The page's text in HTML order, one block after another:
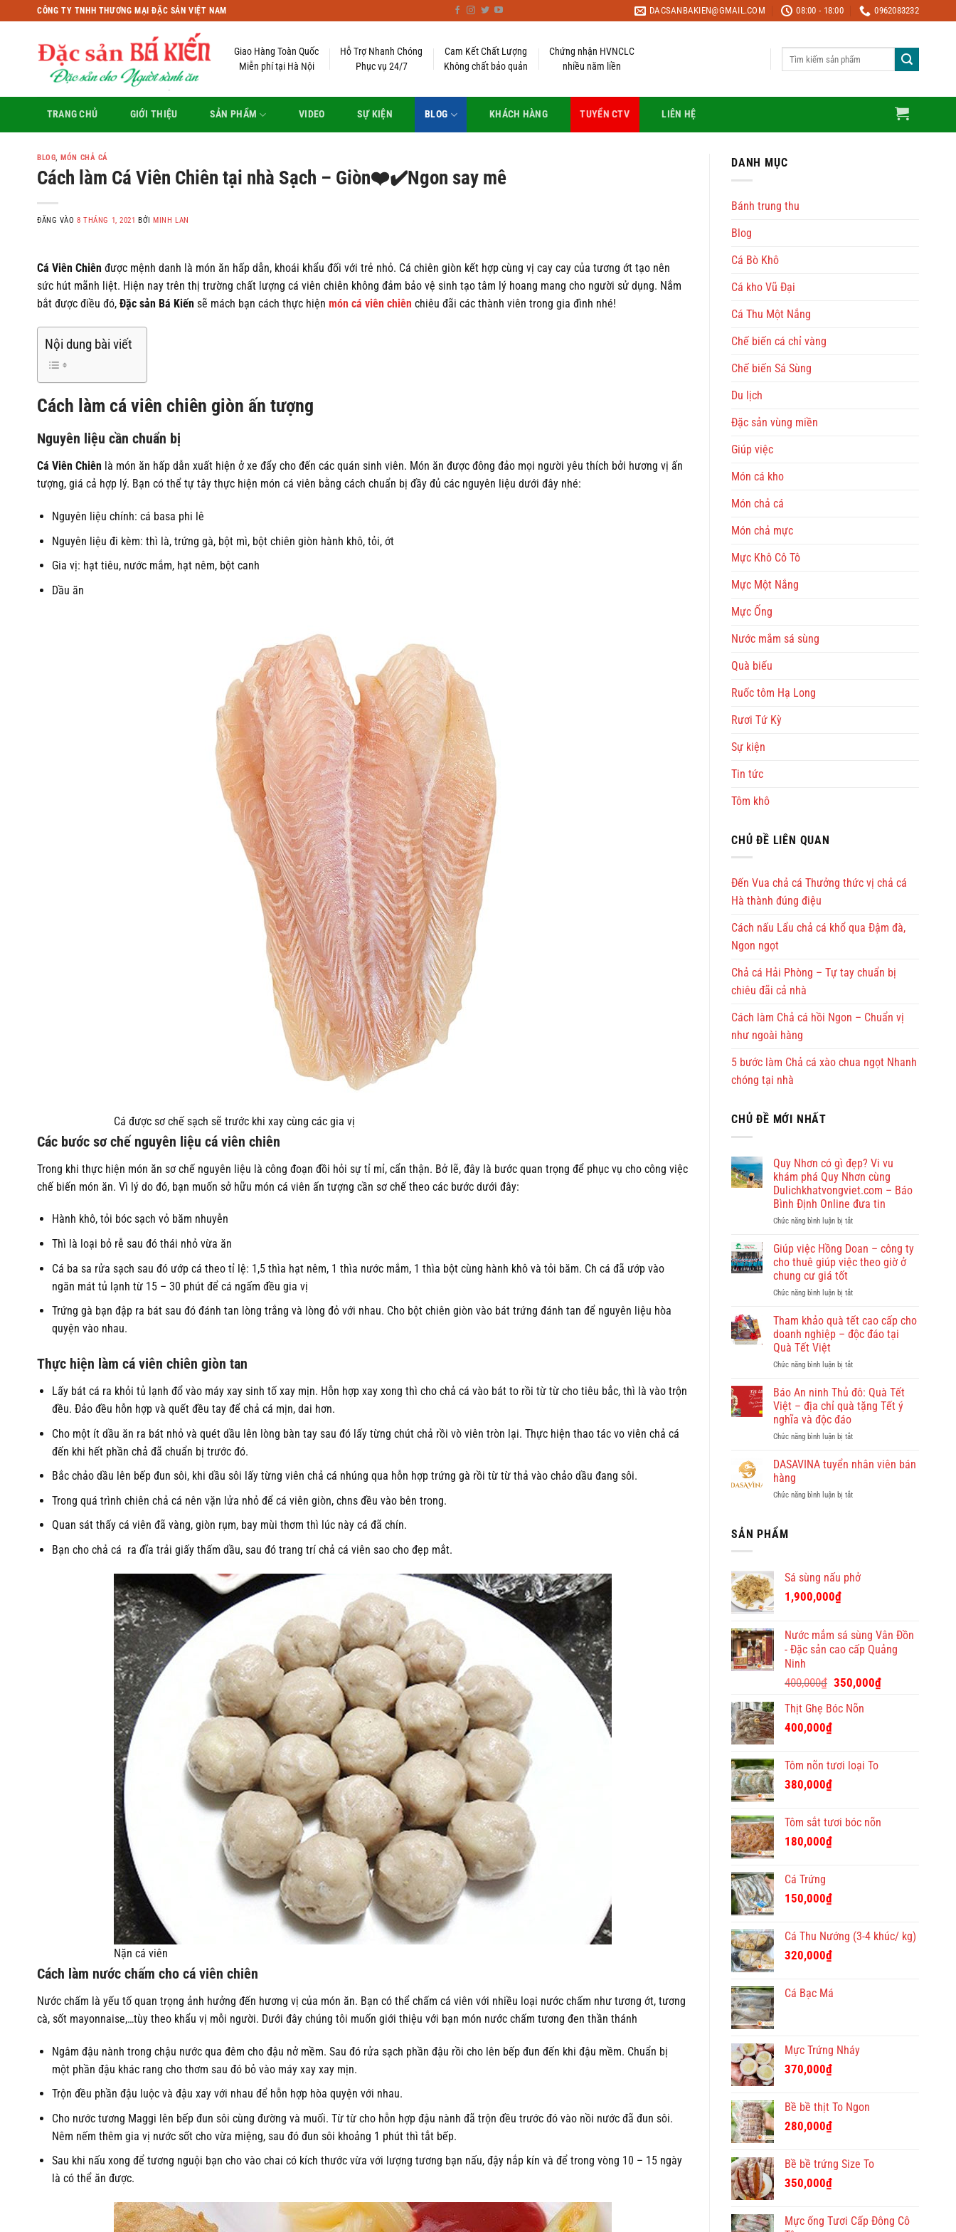
qua
CÔNG TY TNHH THƯƠNG MẠI ĐẶC SẢN VIỆT NAM DACSANBAKIEN@GMAIL.COM 08:00 - 18:00 0962083232
Giao Hàng Toàn Quốc
Miễn phí tại Hà Nội
Hỗ Trợ Nhanh Chóng
Phục vụ 24/7
Cam Kết Chất Lượng
Không chất bảo quản
Chứng nhận HVNCLC
nhiều năm liền
TRANG CHỦ GIỚI THIỆU SẢN PHẨM VIDEO SỰ KIỆN BLOG KHÁCH HÀNG TUYỂN CTV LIÊN HỆ
BLOG,MÓN CHẢ CÁ
Cách làm Cá Viên Chiên tại nhà Sạch – Giòn❤️✔️Ngon say mê
ĐĂNG VÀO8 THÁNG 1, 2021 BỞIMINH LAN
Cá Viên Chiên được mệnh danh là món ăn hấp dẫn, khoái khẩu đối với trẻ nhỏ. Cá chiên giòn kết hợp cùng vị cay cay của tương ớt tạo nên
sức hút mãnh liệt. Hiện nay trên thị trường chất lượng cá viên chiên không đảm bảo vệ sinh tạo tâm lý hoang mang cho người sử dụng. Nắm
bắt được điều đó, Đặc sản Bá Kiến sẽ mách bạn cách thực hiện món cá viên chiên chiêu đãi các thành viên trong gia đình nhé!
Nội dung bài viết
Cách làm cá viên chiên giòn ấn tượng
Nguyên liệu cần chuẩn bị
Cá Viên Chiên là món ăn hấp dẫn xuất hiện ở xe đẩy cho đến các quán sinh viên. Món ăn được đông đảo mọi người yêu thích bởi hương vị ấn
tượng, giá cả hợp lý. Bạn có thể tự tây thực hiện món cá viên bằng cách chuẩn bị đầy đủ các nguyên liệu dưới đây nhé:
Nguyên liệu chính: cá basa phi lê
Nguyên liệu đi kèm: thì là, trứng gà, bột mì, bột chiên giòn hành khô, tỏi, ớt
Gia vị: hạt tiêu, nước mắm, hạt nêm, bột canh
Dầu ăn
Cá được sơ chế sạch sẽ trước khi xay cùng các gia vị
Các bước sơ chế nguyên liệu cá viên chiên
Trong khi thực hiện món ăn sơ chế nguyên liệu là công đoạn đồi hỏi sự tỉ mỉ, cẩn thận. Bở lẽ, đây là bước quan trọng để phục vụ cho công việc
chế biến món ăn. Vì lý do đó, bạn muốn sở hữu món cá viên ấn tượng cần sơ chế theo các bước dưới đây:
Hành khô, tỏi bóc sạch vỏ băm nhuyễn
Thì là loại bỏ rễ sau đó thái nhỏ vừa ăn
Cá ba sa rửa sạch sau đó ướp cá theo tỉ lệ: 1,5 thìa hạt nêm, 1 thìa nước mắm, 1 thìa bột cùng hành khô và tỏi băm. Ch cá đã ướp vào
ngăn mát tủ lạnh từ 15 – 30 phút để cá ngấm đều gia vị
Trứng gà bạn đập ra bát sau đó đánh tan lòng trắng và lòng đỏ với nhau. Cho bột chiên giòn vào bát trứng đánh tan để nguyên liệu hòa
quyện vào nhau.
Thực hiện làm cá viên chiên giòn tan
Lấy bát cá ra khỏi tủ lạnh đổ vào máy xay sinh tố xay mịn. Hỗn hợp xay xong thì cho chả cá vào bát to rồi từ từ cho tiêu bắc, thì là vào trộn
đều. Đảo đều hỗn hợp và quết đều tay để chả cá mịn, dai hơn.
Cho một ít dầu ăn ra bát nhỏ và quét dầu lên lòng bàn tay sau đó lấy từng chút chả rồi vò viên tròn lại. Thực hiện thao tác vo viên chả cá
đến khi hết phần chả đã chuẩn bị trước đó.
Bắc chảo dầu lên bếp đun sôi, khi dầu sôi lấy từng viên chả cá nhúng qua hỗn hợp trứng gà rồi từ từ thả vào chảo dầu đang sôi.
Trong quá trình chiên chả cá nên vặn lửa nhỏ để cá viên giòn, chns đều vào bên trong.
Quan sát thấy cá viên đã vàng, giòn rụm, bay mùi thơm thì lúc này cá đã chín.
Bạn cho chả cá ra đĩa trải giấy thấm dầu, sau đó trang trí chả cá viên sao cho đẹp mắt.
Nặn cá viên
Cách làm nước chấm cho cá viên chiên
Nước chấm là yếu tố quan trọng ảnh hưởng đến hương vị của món ăn. Bạn có thể chấm cá viên với nhiều loại nước chấm như tương ớt, tương
cà, sốt mayonnaise,…tùy theo khẩu vị mỗi người. Dưới đây chúng tôi muốn giới thiệu với bạn món nước chấm tương đen thần thánh
Ngâm đậu nành trong chậu nước qua đêm cho đậu nở mềm. Sau đó rửa sạch phần đậu rồi cho lên bếp đun đến khi đậu mềm. Chuẩn bị
một phần đậu khác rang cho thơm sau đó bỏ vào máy xay xay mịn.
Trộn đều phần đậu luộc và đậu xay với nhau để hỗn hợp hòa quyện với nhau.
Cho nước tương Maggi lên bếp đun sôi cùng đường và muối. Từ từ cho hỗn hợp đậu nành đã trộn đều trước đó vào nồi nước đã đun sôi.
Nêm nếm thêm gia vị nước sốt cho vừa miệng, sau đó đun sôi khoảng 1 phút thì tắt bếp.
Sau khi nấu xong để tương nguội bạn cho vào chai có kích thước vừa với lượng tương bạn nấu, đậy nắp kín và để trong vòng 10 – 15 ngày
là có thể ăn được.
DANH MỤC
Bánh trung thu
Blog
Cá Bò Khô
Cá kho Vũ Đại
Cá Thu Một Nắng
Chế biến cá chỉ vàng
Chế biến Sá Sùng
Du lịch
Đặc sản vùng miền
Giúp việc
Món cá kho
Món chả cá
Món chả mực
Mực Khô Cô Tô
Mực Một Nắng
Mực Ống
Nước mắm sá sùng
Quà biếu
Ruốc tôm Hạ Long
Rươi Tứ Kỳ
Sự kiện
Tin tức
Tôm khô
CHỦ ĐỀ LIÊN QUAN
Đến Vua chả cá Thưởng thức vị chả cá
Hà thành đúng điệu
Cách nấu Lẩu chả cá khổ qua Đậm đà,
Ngon ngọt
Chả cá Hải Phòng – Tự tay chuẩn bị
chiêu đãi cả nhà
Cách làm Chả cá hồi Ngon – Chuẩn vị
như ngoài hàng
5 bước làm Chả cá xào chua ngọt Nhanh
chóng tại nhà
CHỦ ĐỀ MỚI NHẤT
Quy Nhơn có gì đẹp? Vi vu
khám phá Quy Nhơn cùng
Dulichkhatvongviet.com – Báo
Bình Định Online đưa tin
Chức năng bình luận bị tắtở
Nhơn
gì
Vi
khám
phá
Quy
cùng
–
Báo
Bình
Online
tin
Giúp việc Hồng Doan – công ty
cho thuê giúp việc theo giờ ở
chung cư giá tốt
Chức năng bình luận bị tắtở
việc
Hồng
Doan
công
cho
thuê
giúp
theo
ở
giá
Tham khảo quà tết cao cấp cho
doanh nghiệp – độc đáo tại
Quà Tết Việt
Chức năng bình luận bị tắtở
khảo
quà
tết
cấp
doanh
độc
Báo An ninh Thủ đô: Quà Tết
Việt – địa chỉ quà tặng Tết ý
nghĩa và độc đáo
Chức năng bình luận bị tắtở
An
đô:
quà
nghĩa
và
độc
DASAVINA tuyển nhân viên bán
hàng
Chức năng bình luận bị tắtở
SẢN PHẨM
Sá sùng nấu phở
1,900,000₫
Nước mắm sá sùng Vân Đồn
- Đặc sản cao cấp Quảng
Ninh
400,000₫ Giá
là:
350,000₫Giá
Thịt Ghẹ Bóc Nõn
400,000₫
Tôm nõn tươi loại To
380,000₫
Tôm sắt tươi bóc nõn
180,000₫
Cá Trứng
150,000₫
Cá Thu Nướng (3-4 khúc/ kg)
320,000₫
Cá Bạc Má
Mực Trứng Nháy
370,000₫
Bề bề thịt To Ngon
280,000₫
Bề bề trứng Size To
350,000₫
Mực ống Tươi Cấp Đông Cô